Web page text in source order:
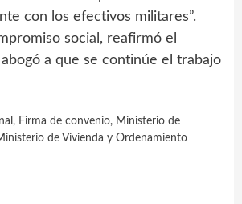
con los efectivos militares”.
social, reafirmó el
a que se continúe el trabajo
, Firma de convenio, Ministerio de
de Vivienda y Ordenamiento